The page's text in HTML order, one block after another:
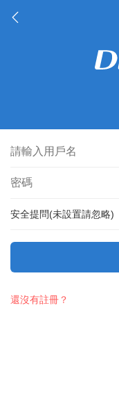
安全提問(未設置請忽略)
還沒有註冊？